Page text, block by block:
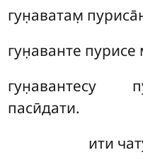
гун̣аватам̣
гун̣аванте
гун̣авантесу
пасӣдати.
ити